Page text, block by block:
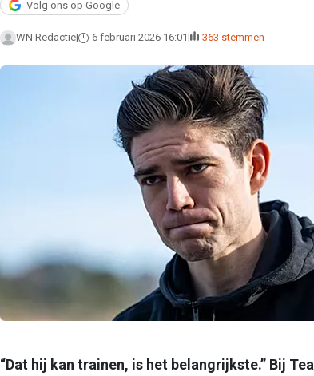
Volg ons op Google
WN Redactie 6 februari 2026 16:01 363 stemmen
“Dat hij kan trainen, is het belangrijkste.” Bij